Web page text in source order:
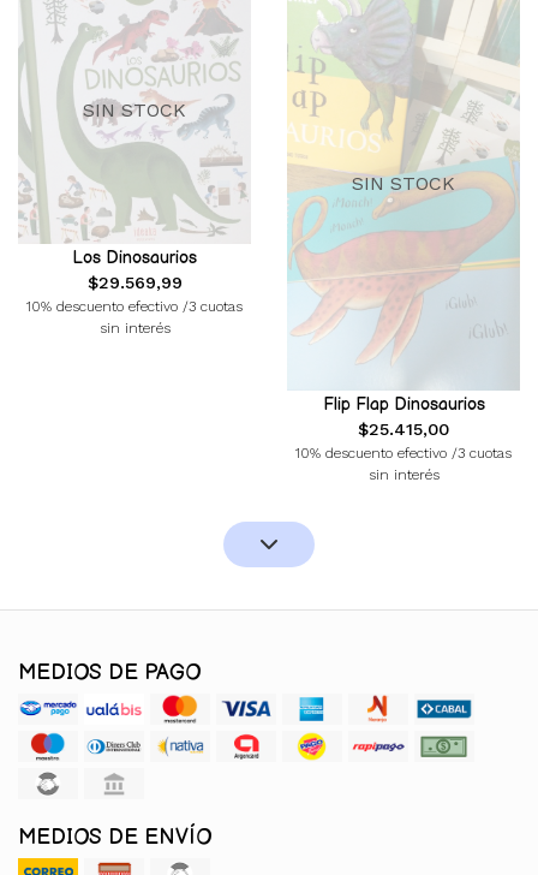
SIN STOCK
Los Dinosaurios
$29.569,99
10% descuento efectivo /3 cuotas
sin interés
SIN STOCK
Flip Flap Dinosaurios
$25.415,00
10% descuento efectivo /3 cuotas
sin interés
MEDIOS DE PAGO
MEDIOS DE ENVÍO